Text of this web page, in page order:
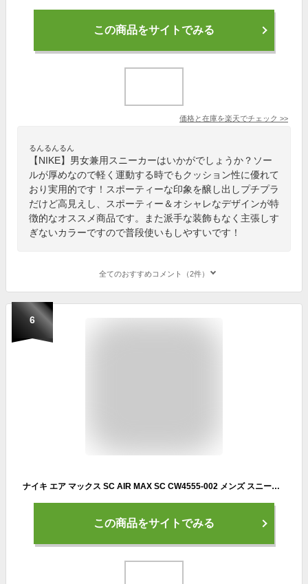
この商品をサイトでみる
価格と在庫を楽天でチェック >>
るんるんるん
【NIKE】男女兼用スニーカーはいかがでしょうか？ソー
ルが厚めなので軽く運動する時でもクッション性に優れて
おり実用的です！スポーティーな印象を醸し出しプチプラ
だけど高見えし、スポーティー＆オシャレなデザインが特
徴的なオススメ商品です。また派手な装飾もなく主張しす
ぎないカラーですので普段使いもしやすいです！
全てのおすすめコメント（2件）
6
ナイキ エア マックス SC AIR MAX SC CW4555-002 メンズ スニーカー ： ブラック×ホワイト NIKE CW4555 002 23fw_air
この商品をサイトでみる